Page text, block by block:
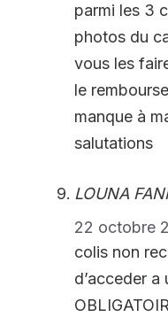
parmi les 3
photos du
vous les
le
manque à
salutations
LOUNA
22 octobre
colis non
d’acceder